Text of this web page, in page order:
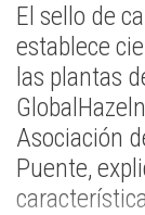
El sello de
establece
las plantas
Asociación
Puente,